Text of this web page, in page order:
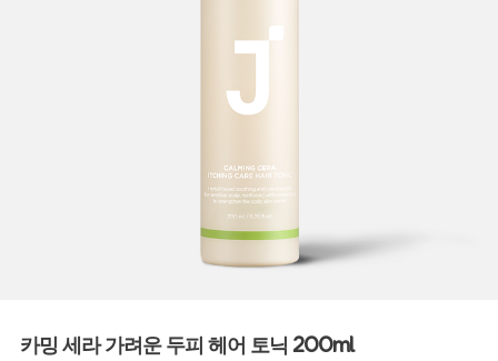
카밍 세라 가려운 두피 헤어 토닉 200ml